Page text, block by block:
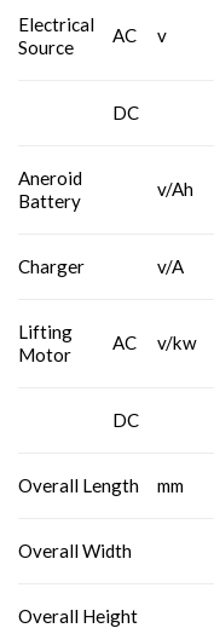
Electrical
Source
AC v
DC
Aneroid
Battery
v/Ah
Charger v/A
Lifting
Motor
AC v/kw
DC
Overall Length mm
Overall Width
Overall Height